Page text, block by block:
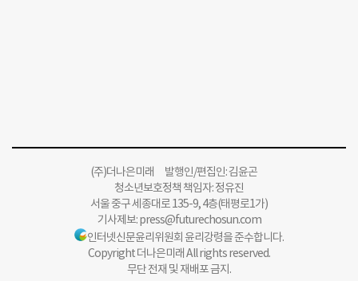
(주)더나은미래 발행인/편집인: 김윤곤
청소년보호정책 책임자: 정유진
서울 중구 세종대로 135-9, 4층(태평로1가)
기사제보:press@futurechosun.com
인터넷신문윤리위원회 윤리강령을 준수합니다.
Copyright 더나은미래 All rights reserved.
무단 전재 및 재배포 금지.